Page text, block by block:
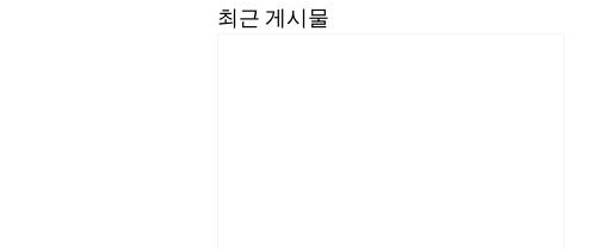
최근 게시물